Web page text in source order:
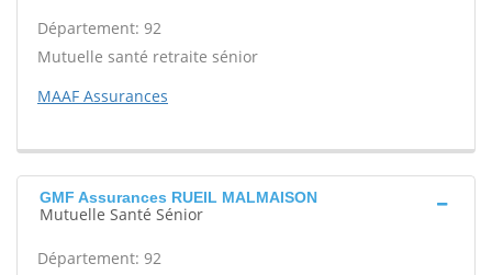
Département: 92
Mutuelle santé retraite sénior
MAAF Assurances
GMF Assurances RUEIL MALMAISON
Mutuelle Santé Sénior
Département: 92